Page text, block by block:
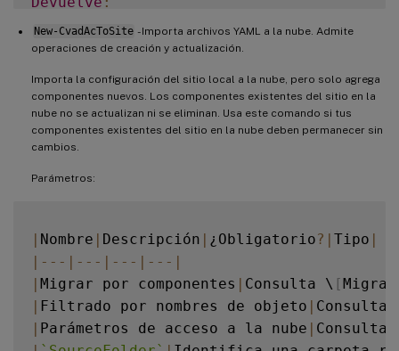
-
  Consulta
[Valores devueltos del cmdlet
New-CvadAcToSite - Importa archivos YAML a la nube. Admite
operaciones de creación y actualización.
Importa la configuración del sitio local a la nube, pero solo agrega
componentes nuevos. Los componentes existentes del sitio en la
nube no se actualizan ni se eliminan. Usa este comando si tus
componentes existentes del sitio en la nube deben permanecer sin
cambios.
Parámetros:
| Nombre | Descripción | ¿Obligatorio? | Tipo |
| -- - | -- - | -- - | -- - |
| Migrar por componentes | Consulta \ [Migrar
| Filtrado por nombres de objeto | Consulta
| Parámetros de acceso a la nube | Consulta